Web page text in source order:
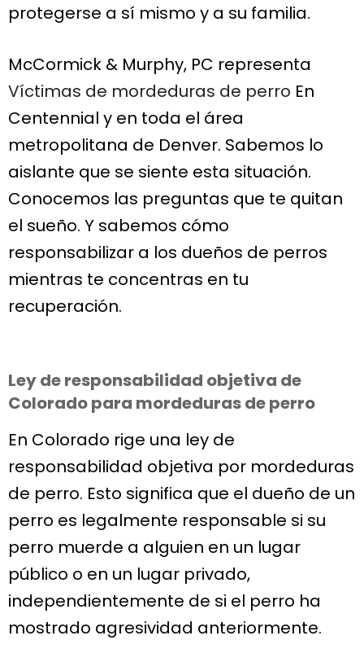
protegerse a sí mismo y a su familia.
McCormick & Murphy, PC representa
Víctimas de mordeduras de perro En
Centennial y en toda el área
metropolitana de Denver. Sabemos lo
aislante que se siente esta situación.
Conocemos las preguntas que te quitan
el sueño. Y sabemos cómo
responsabilizar a los dueños de perros
mientras te concentras en tu
recuperación.
Ley de responsabilidad objetiva de
Colorado para mordeduras de perro
En Colorado rige una ley de
responsabilidad objetiva por mordeduras
de perro. Esto significa que el dueño de un
perro es legalmente responsable si su
perro muerde a alguien en un lugar
público o en un lugar privado,
independientemente de si el perro ha
mostrado agresividad anteriormente.